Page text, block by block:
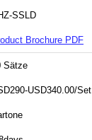
SSLD
Brochure PDF
Sätze
USD340.00/Set